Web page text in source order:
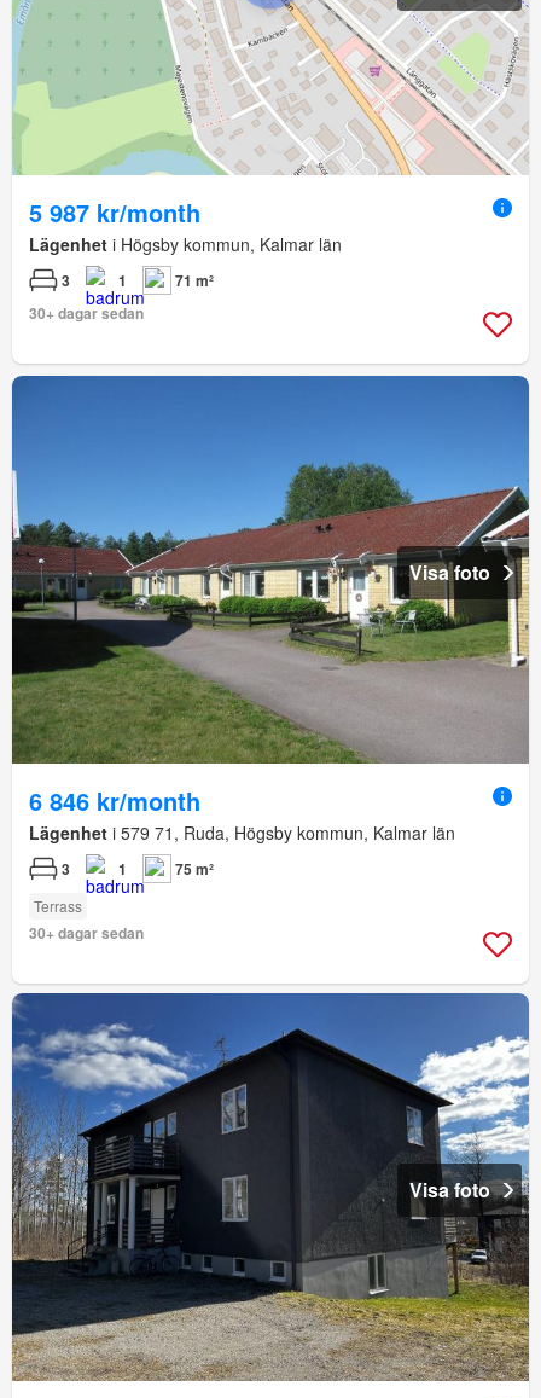
5 987 kr/month
Lägenhet i Högsby kommun, Kalmar län
3 1
71 m²
30+ dagar sedan
Visa foto
6 846 kr/month
Lägenhet i 579 71, Ruda, Högsby kommun, Kalmar län
3 1 75 m²
Terrass
30+ dagar sedan
Visa foto